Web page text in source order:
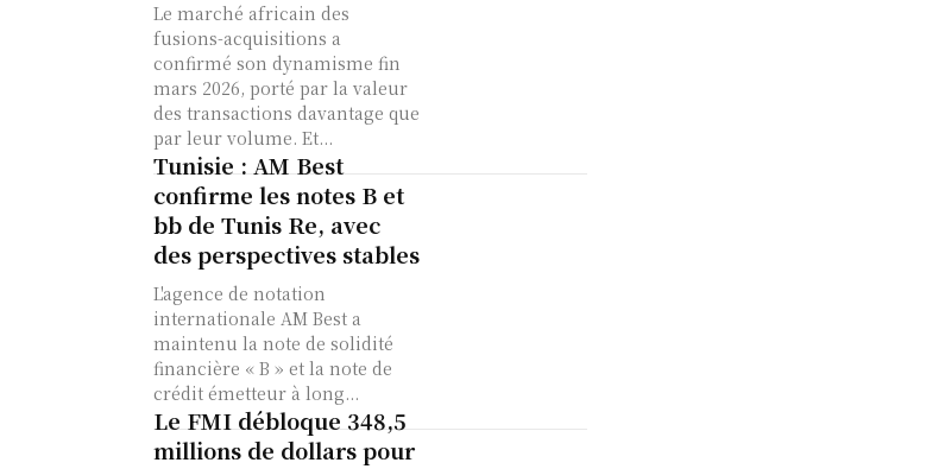
Le marché africain des
fusions-acquisitions a
confirmé son dynamisme fin
mars 2026, porté par la valeur
des transactions davantage que
par leur volume. Et...
Tunisie : AM Best
confirme les notes B et
bb de Tunis Re, avec
des perspectives stables
L'agence de notation
internationale AM Best a
maintenu la note de solidité
financière « B » et la note de
crédit émetteur à long...
Le FMI débloque 348,5
millions de dollars pour